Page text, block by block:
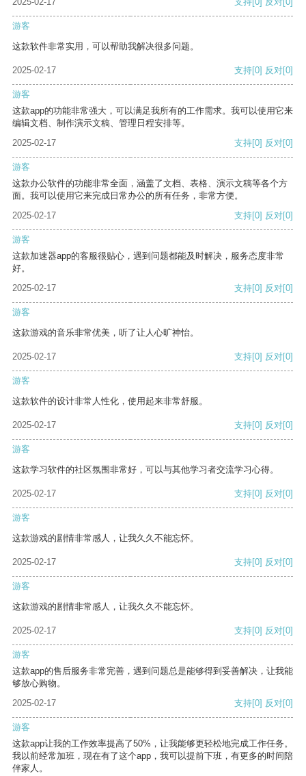
游客
这款软件非常实用，可以帮助我解决很多问题。
2025-02-17 支持[0] 反对[0]
游客
这款app的功能非常强大，可以满足我所有的工作需求。我可以使用它来
编辑文档、制作演示文稿、管理日程安排等。
2025-02-17
支持[0] 反对[0]
游客
这款办公软件的功能非常全面，涵盖了文档、表格、演示文稿等各个方
面。我可以使用它来完成日常办公的所有任务，非常方便。
2025-02-17
支持[0] 反对[0]
游客
这款加速器app的客服很贴心，遇到问题都能及时解决，服务态度非常
好。
2025-02-17
支持[0] 反对[0]
游客
这款游戏的音乐非常优美，听了让人心旷神怡。
2025-02-17 支持[0] 反对[0]
游客
这款软件的设计非常人性化，使用起来非常舒服。
2025-02-17 支持[0] 反对[0]
游客
这款学习软件的社区氛围非常好，可以与其他学习者交流学习心得。
2025-02-17 支持[0] 反对[0]
游客
这款游戏的剧情非常感人，让我久久不能忘怀。
2025-02-17 支持[0] 反对[0]
游客
这款游戏的剧情非常感人，让我久久不能忘怀。
2025-02-17 支持[0] 反对[0]
游客
这款app的售后服务非常完善，遇到问题总是能够得到妥善解决，让我能
够放心购物。
2025-02-17
支持[0] 反对[0]
游客
这款app让我的工作效率提高了50%，让我能够更轻松地完成工作任务。
我以前经常加班，现在有了这个app，我可以提前下班，有更多的时间陪
伴家人。